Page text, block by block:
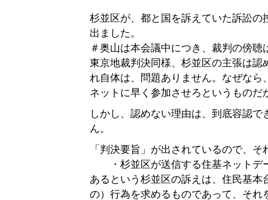
杉並区が、都と国を訴えていた訴訟の
出ました。
＃奥山は本会議中につき、裁判の傍聴
東京地裁判決同様、杉並区の主張は認
れ自体は、問題ありません。なぜなら
ネットに早く参加させろというものだ
しかし、認めない理由は、到底容認で
ん。
「判決要旨」が出されているので、
・杉並区が送信する住基ネットデ
あるという杉並区の訴えは、住民基本
の）行為を求めるものであって、それ